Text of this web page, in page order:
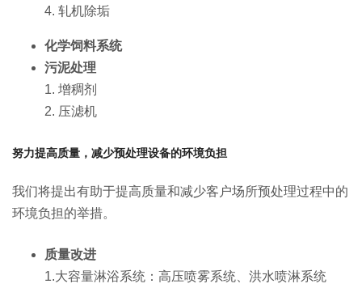
4. 轧机除垢
化学饲料系统
污泥处理
1. 增稠剂
2. 压滤机
努力提高质量，减少预处理设备的环境负担
我们将提出有助于提高质量和减少客户场所预处理过程中的
环境负担的举措。
质量改进
1.大容量淋浴系统：高压喷雾系统、洪水喷淋系统